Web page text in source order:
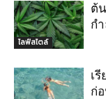
ไลฟ์สไตล์
ต้
ก
เ
ก่